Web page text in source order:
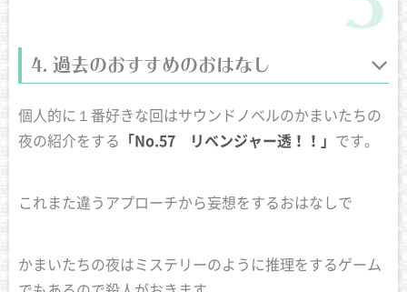
過去のおすすめのおはなし
個人的に１番好きな回はサウンドノベルのかまいたちの
夜の紹介をする 「No.57 リベンジャー透！！」 です。
これまた違うアプローチから妄想をするおはなしで
かまいたちの夜はミステリーのように推理をするゲーム